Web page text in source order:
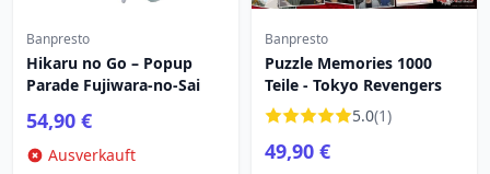
Banpresto
Hikaru no Go – Popup
Parade Fujiwara-no-Sai
54,90 €
Ausverkauft
Banpresto
Puzzle Memories 1000
Teile - Tokyo Revengers
5.0(1)
49,90 €